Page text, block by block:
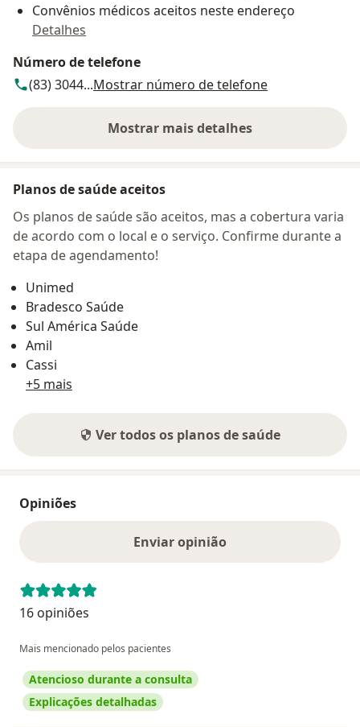
Convênios médicos aceitos neste endereço
Detalhes
Número de telefone
(83) 3044...Mostrar número de telefone
Mostrar mais detalhes
sobre o endereço
Planos de saúde aceitos
Os planos de saúde são aceitos, mas a cobertura varia
de acordo com o local e o serviço. Confirme durante a
etapa de agendamento!
Unimed
Bradesco Saúde
Sul América Saúde
Amil
Cassi
+5 mais
Ver todos os planos de saúde
Opiniões
Enviar opinião
16 opiniões
Mais mencionado pelos pacientes
Atencioso durante a consulta
Explicações detalhadas